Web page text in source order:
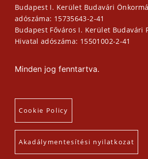
Budapest I. Kerület Budavári
adószáma: 15735643-2-41
Budapest Főváros I. Kerület Budavári
Hivatal adószáma: 15501002-2-41
Minden jog fenntartva.
Cookie Policy
Akadálymentesítési nyilatkozat